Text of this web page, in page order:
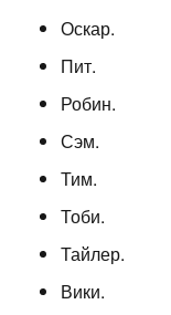
Оскар.
Пит.
Робин.
Сэм.
Тим.
Тоби.
Тайлер.
Вики.